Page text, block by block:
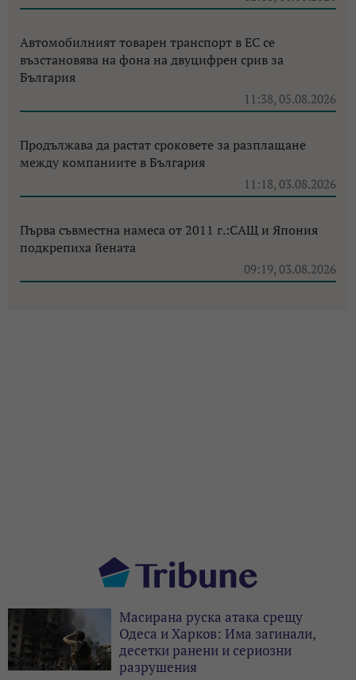
Автомобилният товарен транспорт в ЕС се
възстановява на фона на двуцифрен срив за
България
11:38, 05.08.2026
Продължава да растат сроковете за разплащане
между компаниите в България
11:18, 03.08.2026
Първа съвместна намеса от 2011 г.:САЩ и Япония
подкрепиха йената
09:19, 03.08.2026
Масирана руска атака срещу
Одеса и Харков: Има загинали,
десетки ранени и сериозни
разрушения